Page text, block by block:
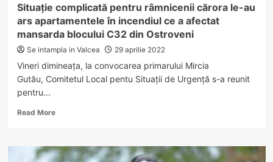
Situație complicată pentru râmnicenii cărora le-au
ars apartamentele în incendiul ce a afectat
mansarda blocului C32 din Ostroveni
Se intampla in Valcea 29 aprilie 2022
Vineri dimineaţa, la convocarea primarului Mircia
Gutău, Comitetul Local pentu Situaţii de Urgenţă s-a reunit
pentru...
Read MoreRead
Situație
complicată